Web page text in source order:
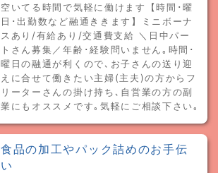
空いてる時間で気軽に働けます【時間･曜
日･出勤数など融通ききます】ミニボーナ
スあり/有給あり/交通費支給 ＼日中パー
トさん募集／年齢･経験問いません｡時間･
曜日の融通が利くので､お子さんの送り迎
えに合せて働きたい主婦(主夫)の方からフ
リーターさんの掛け持ち､自営業の方の副
業にもオススメです｡気軽にご相談下さい｡
食品の加工やパック詰めのお手伝
い